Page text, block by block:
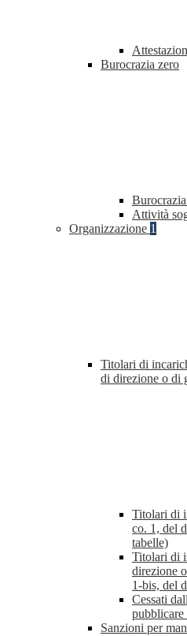
Burocrazia zero
Attività
Organizzazione 1
Titolari di
di direzione o di
Titolari di
co. 1, del
tabelle)
Titolari di
direzione
1-bis, del
Cessati
Sanzioni per